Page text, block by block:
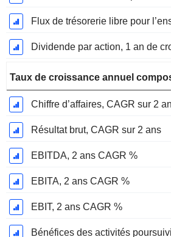
Dividende par action, 1 an de
Taux de croissance annuel
Chiffre d’affaires, CAGR sur 2
Résultat brut, CAGR sur 2 ans
EBITDA, 2 ans CAGR %
EBITA, 2 ans CAGR %
EBIT, 2 ans CAGR %